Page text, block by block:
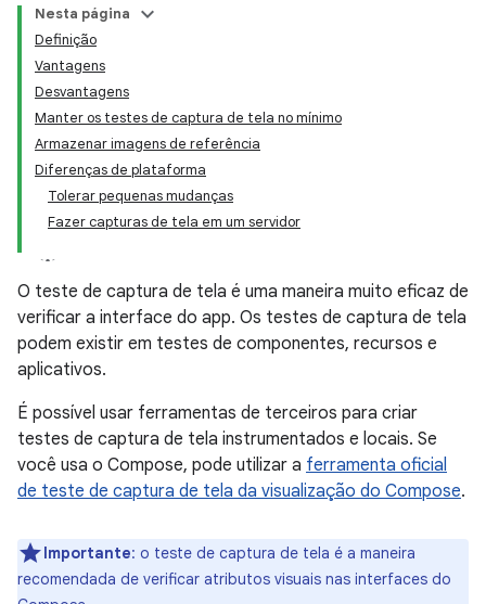
Nesta página
Definição
Vantagens
Desvantagens
Manter os testes de captura de tela no mínimo
Armazenar imagens de referência
Diferenças de plataforma
Tolerar pequenas mudanças
Fazer capturas de tela em um servidor
O teste de captura de tela é uma maneira muito eficaz de
verificar a interface do app. Os testes de captura de tela
podem existir em testes de componentes, recursos e
aplicativos.
É possível usar ferramentas de terceiros para criar
testes de captura de tela instrumentados e locais. Se
você usa o Compose, pode utilizar a ferramenta oficial
de teste de captura de tela da visualização do Compose.
Importante: o teste de captura de tela é a maneira
recomendada de verificar atributos visuais nas interfaces do